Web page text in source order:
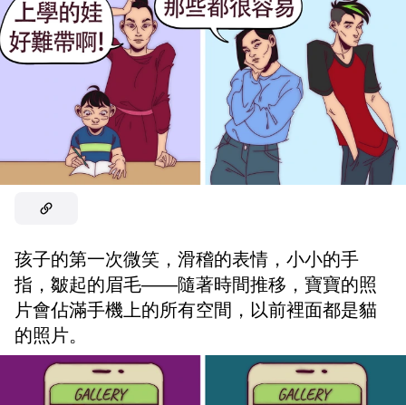
孩子的第一次微笑，滑稽的表情，小小的手
指，皺起的眉毛——隨著時間推移，寶寶的照
片會佔滿手機上的所有空間，以前裡面都是貓
的照片。